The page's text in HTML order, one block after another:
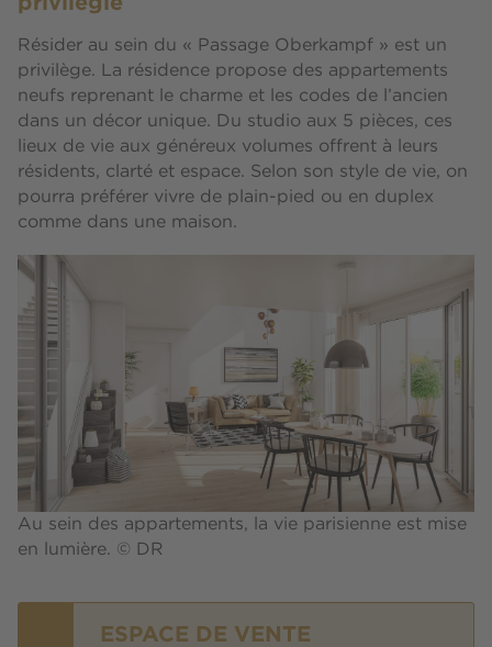
Résider au sein du « Passage Oberkampf » est un
privilège. La résidence propose des appartements
neufs reprenant le charme et les codes de l’ancien
dans un décor unique. Du studio aux 5 pièces, ces
lieux de vie aux généreux volumes offrent à leurs
résidents, clarté et espace. Selon son style de vie, on
pourra préférer vivre de plain-pied ou en duplex
comme dans une maison.
Au sein des appartements, la vie parisienne est mise
en lumière. © DR
ESPACE DE VENTE